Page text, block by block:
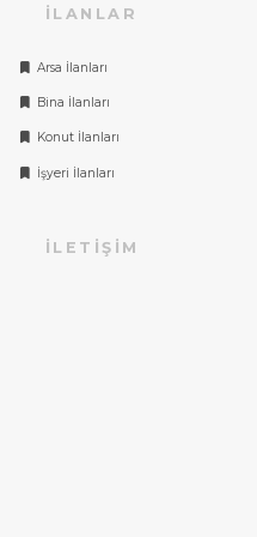
İLANLAR
Arsa İlanları
Bina İlanları
Konut İlanları
İşyeri İlanları
İLETIŞIM